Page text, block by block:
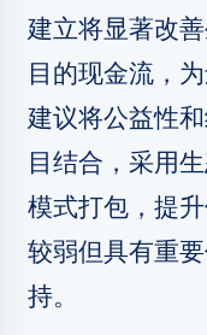
建立将显著改
目的现金流，
建议将公益性
目结合，采用
模式打包，提
较弱但具有重
持。